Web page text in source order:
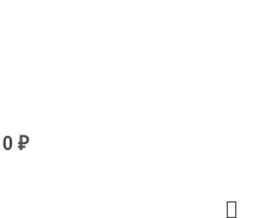
0 ₽